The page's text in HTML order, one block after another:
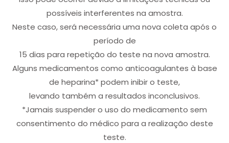
possíveis interferentes na amostra.
Neste caso, será necessária uma nova coleta após o
período de
15 dias para repetição do teste na nova amostra.
Alguns medicamentos como anticoagulantes à base
de heparina* podem inibir o teste,
levando também a resultados inconclusivos.
*Jamais suspender o uso do medicamento sem
consentimento do médico para a realização deste
teste.